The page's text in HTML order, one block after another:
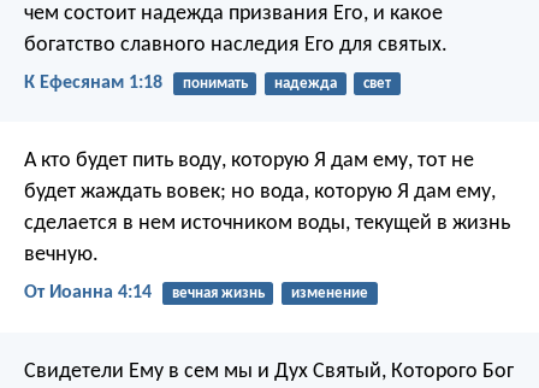
чем состоит надежда призвания Его, и какое
богатство славного наследия Его для святых.
К Ефесянам 1:18 понимать надежда свет
А кто будет пить воду, которую Я дам ему, тот не
будет жаждать вовек; но вода, которую Я дам ему,
сделается в нем источником воды, текущей в жизнь
вечную.
От Иоанна 4:14 вечная жизнь изменение
Свидетели Ему в сем мы и Дух Святый, Которого Бог